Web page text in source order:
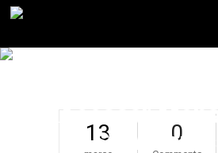
Acessar
De Servidores.
13 0